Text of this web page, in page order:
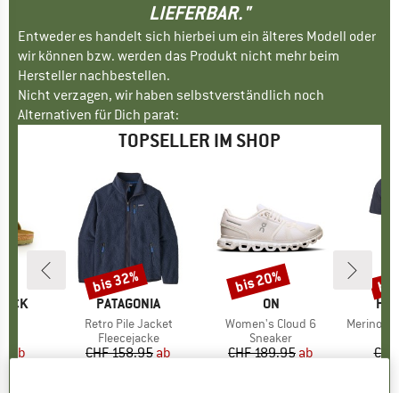
LIEFERBAR."
Entweder es handelt sich hierbei um ein älteres Modell oder
wir können bzw. werden das Produkt nicht mehr beim
Hersteller nachbestellen.
Nicht verzagen, wir haben selbstverständlich noch
Alternativen für Dich parat:
TOPSELLER IM SHOP
Preis
ab
MARKE
PATAGONIA
Artikel
Retro Pile Jacket
Produktgruppe
Fleecejacke
Preis
CHF 158.95reduzierter Preis
ab
Rabatt
bis 32%
MARKE
ON
Artikel
Women's Cloud 6
Produktgruppe
Sneaker
Preis
CHF 189.95reduzierter Preis
ab
Rabatt
bis 20%
Artikel
MerinoMix150